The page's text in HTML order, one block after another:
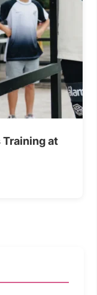
Training at